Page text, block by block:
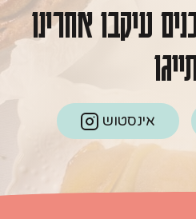
עיקבו אחרינו
אינסטוש